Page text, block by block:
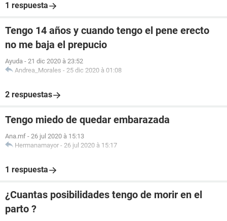
1 respuesta
Tengo 14 años y cuando tengo el pene erecto
no me baja el prepucio
Ayuda - 21 dic 2020 à 23:52
Andrea_Morales - 25 dic 2020 à 01:08
2 respuestas
Tengo miedo de quedar embarazada
Ana.mf - 26 jul 2020 à 15:13
Hermanamayor - 26 jul 2020 à 15:17
1 respuesta
¿Cuantas posibilidades tengo de morir en el
parto ?